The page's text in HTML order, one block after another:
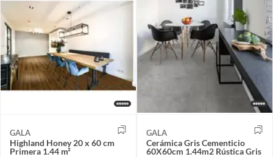
GALA
Highland Honey 20 x 60 cm
Primera 1.44 m²
GALA
Cerámica Gris Cementicio
60X60cm 1.44m2 Rústica Gris